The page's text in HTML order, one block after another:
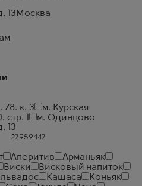
к. 3
м. Курская
1
м. Одинцово
13
Аперитив
Арманьяк
Виски
Висковый напиток
Кашаса
Коньяк
13 Москва